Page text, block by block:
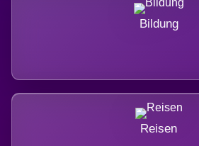
Bildung
Reisen